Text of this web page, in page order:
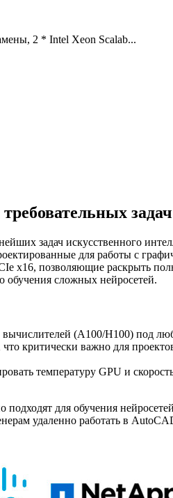
2 * Intel Xeon Scalab...
задач
задач искусственного
для работы с
x16, позволяющие раскрыть
обучения сложных нейросетей.
(A100/H100) под
критически важно для
температуру GPU и
для обучения
удаленно работать в